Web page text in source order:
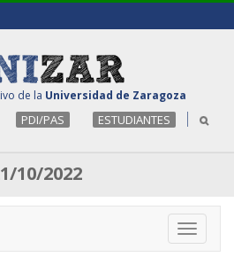
de la Universidad de Zaragoza
PDI/PAS ESTUDIANTES
10/2022
Toggle